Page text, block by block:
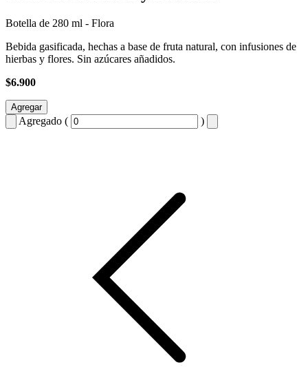
Botella de 280 ml - Flora
Bebida gasificada, hechas a base de fruta natural, con infusiones de
hierbas y flores. Sin azúcares añadidos.
$6.900
Agregar
Agregado ( )